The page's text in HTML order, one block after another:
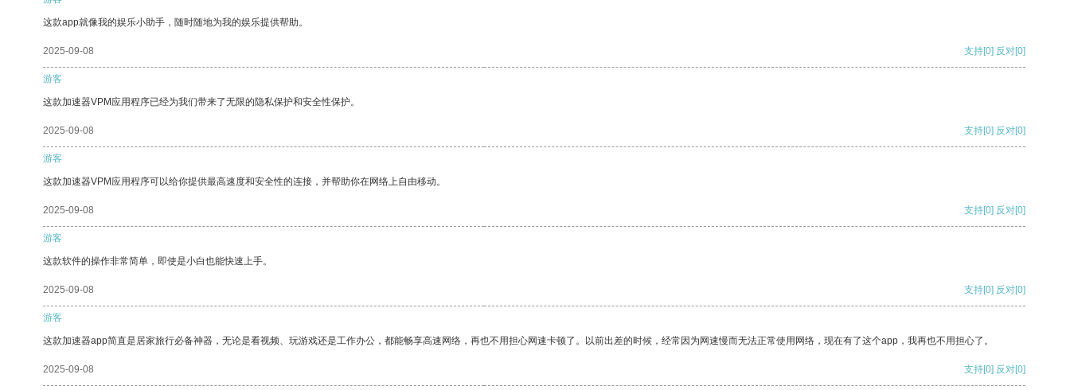
这款app就像我的娱乐小助手，随时随地为我的娱乐提供帮助。
2025-09-08 支持[0] 反对[0]
游客
这款加速器VPM应用程序已经为我们带来了无限的隐私保护和安全性保护。
2025-09-08 支持[0] 反对[0]
游客
这款加速器VPM应用程序可以给你提供最高速度和安全性的连接，并帮助你在网络上自由移动。
2025-09-08 支持[0] 反对[0]
游客
这款软件的操作非常简单，即使是小白也能快速上手。
2025-09-08 支持[0] 反对[0]
游客
这款加速器app简直是居家旅行必备神器，无论是看视频、玩游戏还是工作办公，都能畅享高速网络，再也不用担心网速卡顿了。以前出差的时候，经常因为网速慢而无法正常使用网络，现在有了这个app，我再也不用担心了。
2025-09-08 支持[0] 反对[0]